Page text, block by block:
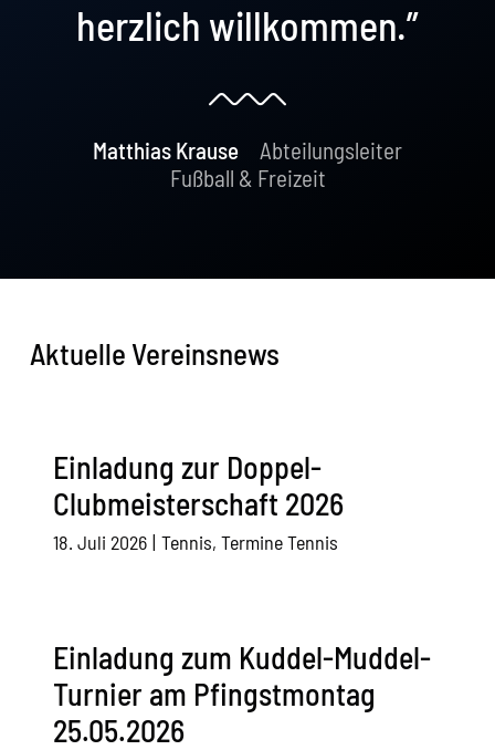
herzlich willkommen.”
Matthias Krause
Abteilungsleiter
Fußball & Freizeit
Aktuelle Vereinsnews
Einladung zur Doppel-
Clubmeisterschaft 2026
18. Juli 2026 | Tennis,Termine Tennis
Einladung zum Kuddel-Muddel-
Turnier am Pfingstmontag
25.05.2026